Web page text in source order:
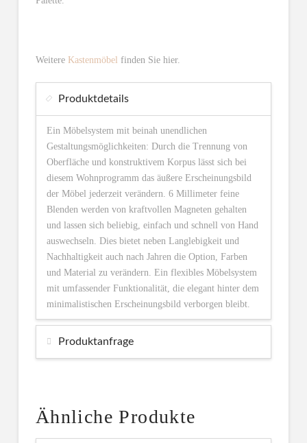
Weitere Kastenmöbel finden Sie hier.
Produktdetails
Ein Möbelsystem mit beinah unendlichen
Gestaltungsmöglichkeiten: Durch die Trennung von
Oberfläche und konstruktivem Korpus lässt sich bei
diesem Wohnprogramm das äußere Erscheinungsbild
der Möbel jederzeit verändern. 6 Millimeter feine
Blenden werden von kraftvollen Magneten gehalten
und lassen sich beliebig, einfach und schnell von Hand
auswechseln. Dies bietet neben Langlebigkeit und
Nachhaltigkeit auch nach Jahren die Option, Farben
und Material zu verändern. Ein flexibles Möbelsystem
mit umfassender Funktionalität, die elegant hinter dem
minimalistischen Erscheinungsbild verborgen bleibt.
Produktanfrage
Ähnliche Produkte